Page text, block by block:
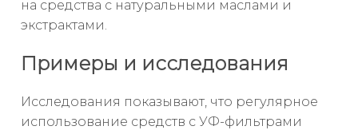
на средства с натуральными маслами и
экстрактами.
Примеры и исследования
Исследования показывают, что регулярное
использование средств с УФ-фильтрами